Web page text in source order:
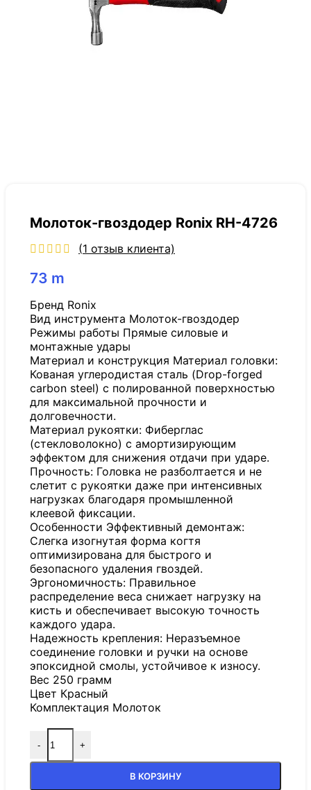
Молоток-гвоздодер Ronix RH-4726
(1 отзыв клиента)
73 m
Бренд Ronix
Вид инструмента Молоток-гвоздодер
Режимы работы Прямые силовые и
монтажные удары
Материал и конструкция Материал головки:
Кованая углеродистая сталь (Drop-forged
carbon steel) с полированной поверхностью
для максимальной прочности и
долговечности.
Материал рукоятки: Фиберглас
(стекловолокно) с амортизирующим
эффектом для снижения отдачи при ударе.
Прочность: Головка не разболтается и не
слетит с рукоятки даже при интенсивных
нагрузках благодаря промышленной
клеевой фиксации.
Особенности Эффективный демонтаж:
Слегка изогнутая форма когтя
оптимизирована для быстрого и
безопасного удаления гвоздей.
Эргономичность: Правильное
распределение веса снижает нагрузку на
кисть и обеспечивает высокую точность
каждого удара.
Надежность крепления: Неразъемное
соединение головки и ручки на основе
эпоксидной смолы, устойчивое к износу.
Вес 250 грамм
Цвет Красный
Комплектация Молоток
-
Количество товара Молоток-гвоздодер Ronix RH-
+
В КОРЗИНУ